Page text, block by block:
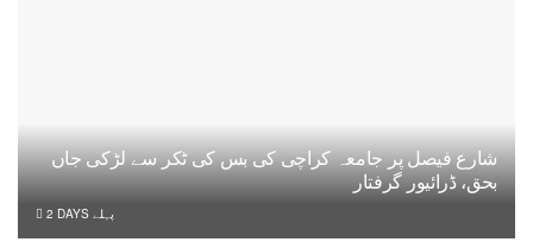
شارع فیصل پر جامعہ کراچی کی بس کی ٹکر سے لڑکی جاں
بحق، ڈرائیور گرفتار
2 DAYS پہلے